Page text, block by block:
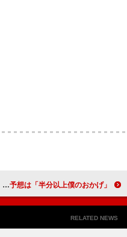
板尾創路、競馬場でトークショー 優勝馬予想は「半分以上僕のおかげ」
RELATED NEWS